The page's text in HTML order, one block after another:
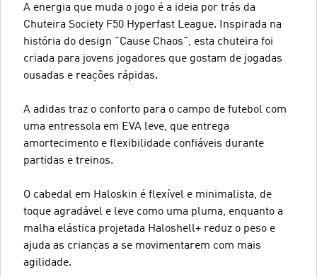
A energia que muda o jogo é a ideia por trás da
Chuteira Society F50 Hyperfast League. Inspirada na
história do design "Cause Chaos", esta chuteira foi
criada para jovens jogadores que gostam de jogadas
ousadas e reações rápidas.
A adidas traz o conforto para o campo de futebol com
uma entressola em EVA leve, que entrega
amortecimento e flexibilidade confiáveis durante
partidas e treinos.
O cabedal em Haloskin é flexível e minimalista, de
toque agradável e leve como uma pluma, enquanto a
malha elástica projetada Haloshell+ reduz o peso e
ajuda as crianças a se movimentarem com mais
agilidade.